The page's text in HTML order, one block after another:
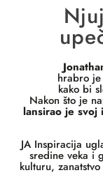
hrabro je
kako bi
Nakon što je
lansirao je svoj
JA Inspiracija
sredine veka i
kulturu,